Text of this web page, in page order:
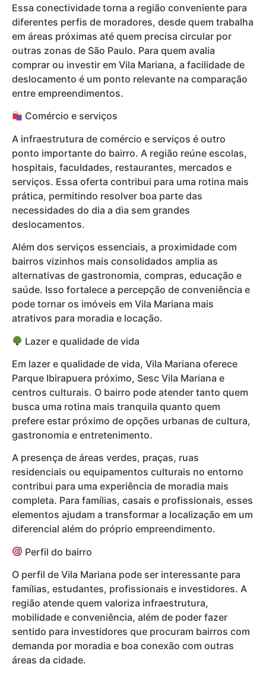
Essa conectividade torna a região conveniente para
diferentes perfis de moradores, desde quem trabalha
em áreas próximas até quem precisa circular por
outras zonas de São Paulo. Para quem avalia
comprar ou investir em Vila Mariana, a facilidade de
deslocamento é um ponto relevante na comparação
entre empreendimentos.
Comércio e serviços
A infraestrutura de comércio e serviços é outro
ponto importante do bairro. A região reúne escolas,
hospitais, faculdades, restaurantes, mercados e
serviços. Essa oferta contribui para uma rotina mais
prática, permitindo resolver boa parte das
necessidades do dia a dia sem grandes
deslocamentos.
Além dos serviços essenciais, a proximidade com
bairros vizinhos mais consolidados amplia as
alternativas de gastronomia, compras, educação e
saúde. Isso fortalece a percepção de conveniência e
pode tornar os imóveis em Vila Mariana mais
atrativos para moradia e locação.
Lazer e qualidade de vida
Em lazer e qualidade de vida, Vila Mariana oferece
Parque Ibirapuera próximo, Sesc Vila Mariana e
centros culturais. O bairro pode atender tanto quem
busca uma rotina mais tranquila quanto quem
prefere estar próximo de opções urbanas de cultura,
gastronomia e entretenimento.
A presença de áreas verdes, praças, ruas
residenciais ou equipamentos culturais no entorno
contribui para uma experiência de moradia mais
completa. Para famílias, casais e profissionais, esses
elementos ajudam a transformar a localização em um
diferencial além do próprio empreendimento.
Perfil do bairro
O perfil de Vila Mariana pode ser interessante para
famílias, estudantes, profissionais e investidores. A
região atende quem valoriza infraestrutura,
mobilidade e conveniência, além de poder fazer
sentido para investidores que procuram bairros com
demanda por moradia e boa conexão com outras
áreas da cidade.